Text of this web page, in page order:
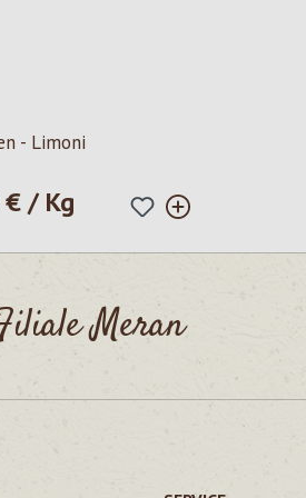
- Limoni
Preis:
/ Kg
Meran